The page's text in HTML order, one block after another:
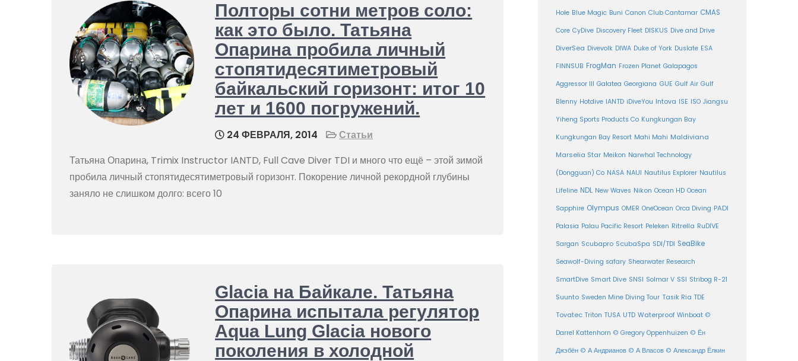
Полторы сотни метров соло:
как это было. Татьяна
Опарина пробила личный
стопятидесятиметровый
байкальский горизонт: итог 10
лет и 1600 погружений.
24 ФЕВРАЛЯ, 2014
Статьи
Татьяна Опарина, Trimix Instructor IANTD, Full Cave Diver TDI и много что ещё – этой зимой
пробила личный стопятидесятиметровый горизонт. Покорение личной рекордной глубины
заняло не слишком долго: всего 10
Glacia на Байкале. Татьяна
Опарина испытала регулятор
Aqua Lung Glacia нового
поколения в холодной
Hole Blue Magic Buni Canon Club Cantamar CMAS
Core CyDive Discovery Fleet DISKUS Dive and Drive
DiverSea Divevolk DIWA Duke of York Duslate ESA
FINNSUB FrogMan Frozen Planet Galapagos
Aggressor III Galatea Georgiana GUE Gulf Air Gulf
Blenny Hotdive IANTD iDiveYou Intova ISE ISO Jiangsu
Yiheng Sports Products Co Kungkungan Bay
Kungkungan Bay Resort Mahi Mahi Maldiviana
Marselia Star Meikon Narwhal Technology
(Dongguan) Co NASA NAUI Nautilus Explorer Nautilus
Lifeline NDL New Waves Nikon Ocean HD Ocean
Sapphire Olympus OMER OneOcean Orca Diving PADI
Palasia Palau Pacific Resort Peleken Ritrella RuDIVE
Sargan Scubapro ScubaSpa SDI/TDI SeaBike
Seawolf-Diving safary Shearwater Research
SmartDive Smart Dive SNSI Solmar V SSI Stribog R-21
Suunto Sweden Mine Diving Tour Tasik Ria TDE
Tovatec Triton TUSA UTD Waterproof Winboat ©
Darrel Kattenhorn © Gregory Oppenhuizen © Ён
Джэбён © А Андрианов © А Власов © Александр Ёлкин